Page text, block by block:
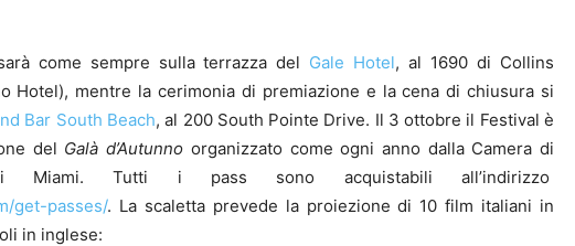
come sempre sulla terrazza del Gale Hotel, al 1690 di Collins
Hotel), mentre la cerimonia di premiazione e la cena di chiusura si
Bar South Beach, al 200 South Pointe Drive. Il 3 ottobre il Festival è
del Galà d’Autunno organizzato come ogni anno dalla Camera di
Miami. Tutti i pass sono acquistabili all’indirizzo
get-passes/. La scaletta prevede la proiezione di 10 film italiani in
in inglese: